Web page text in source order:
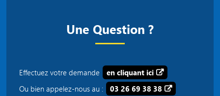
Une Question ?
Effectuez votre demande
en cliquant ici
Ou bien appelez-nous au :
03 26 69 38 38